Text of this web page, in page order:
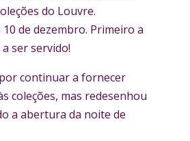
do Louvre.
de dezembro. Primeiro a
ser servido!
continuar a fornecer
coleções, mas redesenhou
a abertura da noite de